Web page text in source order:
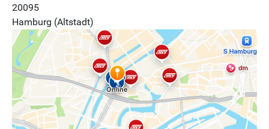
20095
Hamburg (Altstadt)